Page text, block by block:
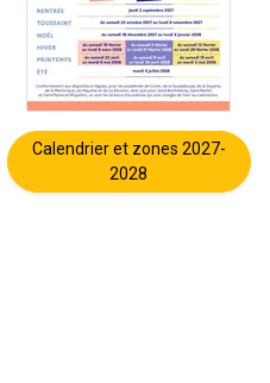
Calendrier et zones 2027-
2028